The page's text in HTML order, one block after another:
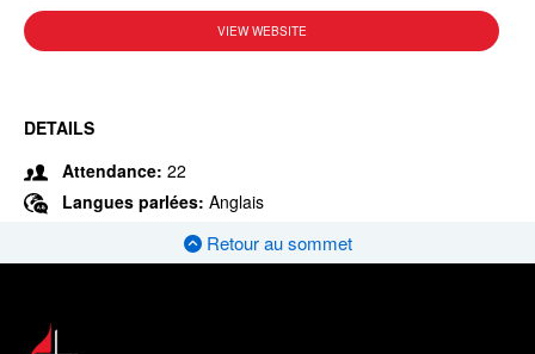
VIEW WEBSITE
DETAILS
Attendance: 22
Langues parlées: Anglais
Retour au sommet